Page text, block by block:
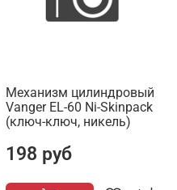
Механизм цилиндровый
Vanger EL-60 Ni-Skinpack
(ключ-ключ, никель)
198 руб